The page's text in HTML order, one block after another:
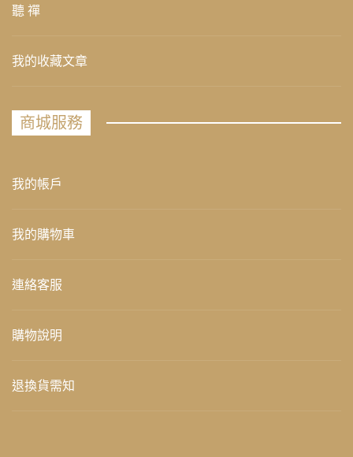
聽 禪
我的收藏文章
商城服務
我的帳戶
我的購物車
連絡客服
購物說明
退換貨需知